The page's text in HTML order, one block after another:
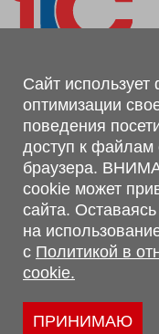
Магазин, склад
г. Минск, Минский р-н,
223062
г. Брест, ул.
Обращаем Ваше
информация,
характеристик,
сервисного
не является
Гражданского кодекса
Политика обработки
Политикой в
Сайт
оптимизации
поведения
доступ к файлам
браузера.
cookie может
сайта.
на
с Политикой в
cookie.
ПРИНИМАЮ